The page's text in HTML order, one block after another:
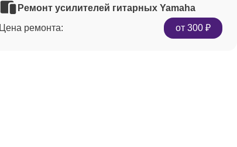
Ремонт усилителей гитарных Yamaha
Цена ремонта:
от 300 ₽